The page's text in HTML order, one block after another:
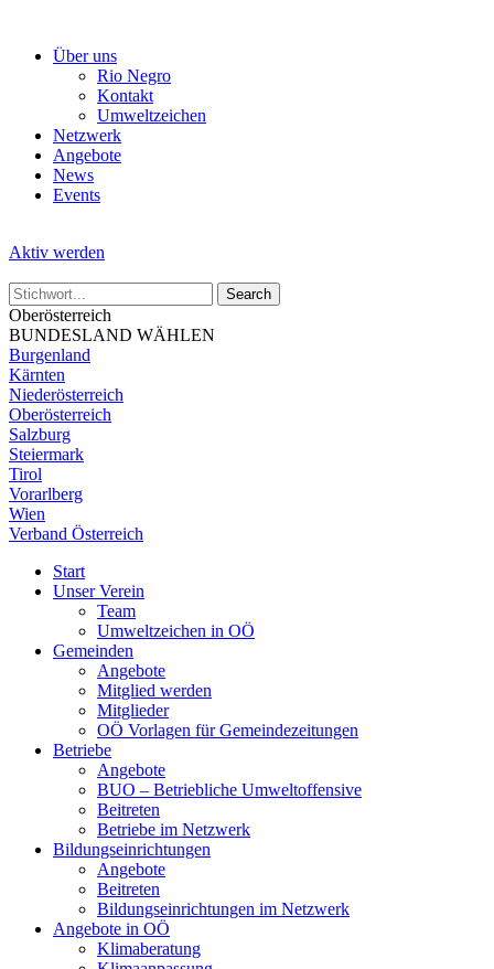
Über uns
Rio Negro
Kontakt
Umweltzeichen
Netzwerk
Angebote
News
Events
Aktiv werden
Oberösterreich
BUNDESLAND WÄHLEN
Burgenland
Kärnten
Niederösterreich
Oberösterreich
Salzburg
Steiermark
Tirol
Vorarlberg
Wien
Verband Österreich
Start
Unser Verein
Team
Umweltzeichen in OÖ
Gemeinden
Angebote
Mitglied werden
Mitglieder
OÖ Vorlagen für Gemeindezeitungen
Betriebe
Angebote
BUO – Betriebliche Umweltoffensive
Beitreten
Betriebe im Netzwerk
Bildungseinrichtungen
Angebote
Beitreten
Bildungseinrichtungen im Netzwerk
Angebote in OÖ
Klimaberatung